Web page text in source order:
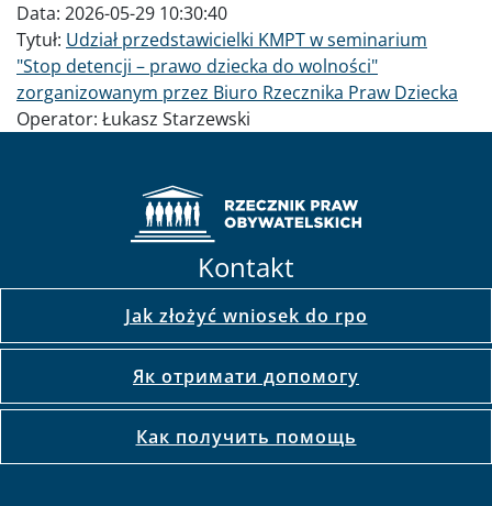
Data: 2026-05-29 10:30:40
Tytuł: Udział przedstawicielki KMPT w seminarium
"Stop detencji – prawo dziecka do wolności"
zorganizowanym przez Biuro Rzecznika Praw Dziecka
Operator: Łukasz Starzewski
Kontakt
Jak złożyć wniosek do rpo
Як отримати допомогу
Как получить помощь